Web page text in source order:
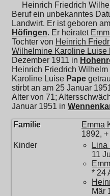
Heinrich Friedrich
Beruf ein unbekanntes
Landwirt. Er ist geboren
Höfingen. Er heiratet
Tochter von Heinrich
Wilhelmine Karoline Luise
Dezember 1911 in
Heinrich Friedrich Wilhelm
Karoline Luise Pape
stirbt an am 25 Januar
Alter von 71;
Januar 1951 in
Familie Emma
1892,
Kinder
Lina
11
* 24
Mär